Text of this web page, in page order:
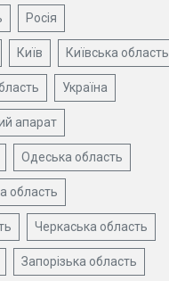
Росія
Київ Київська область
Україна
апарат
Одеська область
область
Черкаська область
Запорізька область